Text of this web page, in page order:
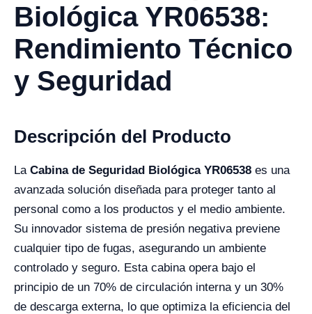
Biológica YR06538:
Rendimiento Técnico
y Seguridad
Descripción del Producto
La Cabina de Seguridad Biológica YR06538 es una
avanzada solución diseñada para proteger tanto al
personal como a los productos y el medio ambiente.
Su innovador sistema de presión negativa previene
cualquier tipo de fugas, asegurando un ambiente
controlado y seguro. Esta cabina opera bajo el
principio de un 70% de circulación interna y un 30%
de descarga externa, lo que optimiza la eficiencia del